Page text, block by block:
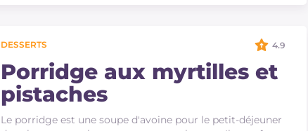
DESSERTS
Porridge aux myrtilles et
pistaches
Le porridge est une soupe d'avoine pour le petit-déjeuner
4.9